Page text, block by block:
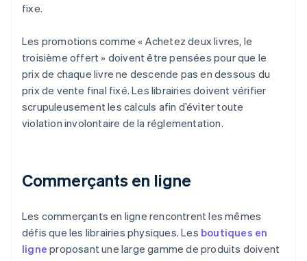
fixe.
Les promotions comme « Achetez deux livres, le
troisième offert » doivent être pensées pour que le
prix de chaque livre ne descende pas en dessous du
prix de vente final fixé. Les librairies doivent vérifier
scrupuleusement les calculs afin d’éviter toute
violation involontaire de la réglementation.
Commerçants en ligne
Les commerçants en ligne rencontrent les mêmes
défis que les librairies physiques. Les boutiques en
ligne proposant une large gamme de produits doivent